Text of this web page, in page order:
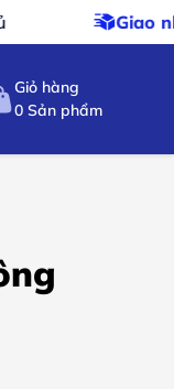
– giao miễn phí
Giỏ hàng
0 Sản phẩm